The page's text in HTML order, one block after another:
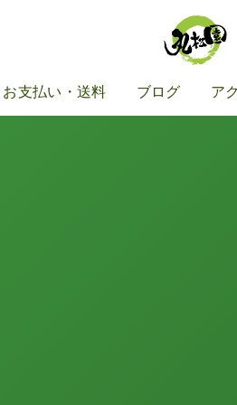
お支払い・送料 ブログ ア